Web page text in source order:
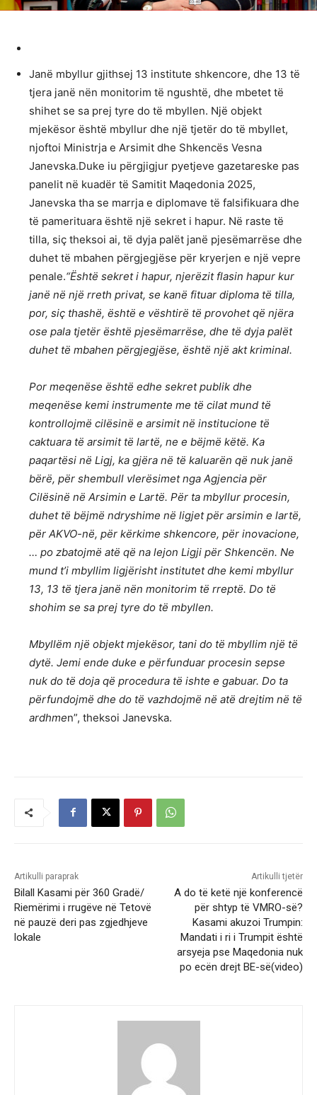
Janë mbyllur gjithsej 13 institute shkencore, dhe 13 të
tjera janë nën monitorim të ngushtë, dhe mbetet të
shihet se sa prej tyre do të mbyllen. Një objekt
mjekësor është mbyllur dhe një tjetër do të mbyllet,
njoftoi Ministrja e Arsimit dhe Shkencës Vesna
Janevska.Duke iu përgjigjur pyetjeve gazetareske pas
panelit në kuadër të Samitit Maqedonia 2025,
Janevska tha se marrja e diplomave të falsifikuara dhe
të pamerituara është një sekret i hapur. Në raste të
tilla, siç theksoi ai, të dyja palët janë pjesëmarrëse dhe
duhet të mbahen përgjegjëse për kryerjen e një vepre
penale.“Është sekret i hapur, njerëzit flasin hapur kur
janë në një rreth privat, se kanë fituar diploma të tilla,
por, siç thashë, është e vështirë të provohet që njëra
ose pala tjetër është pjesëmarrëse, dhe të dyja palët
duhet të mbahen përgjegjëse, është një akt kriminal.
Por meqenëse është edhe sekret publik dhe
meqenëse kemi instrumente me të cilat mund të
kontrollojmë cilësinë e arsimit në institucione të
caktuara të arsimit të lartë, ne e bëjmë këtë. Ka
paqartësi në Ligj, ka gjëra në të kaluarën që nuk janë
bërë, për shembull vlerësimet nga Agjencia për
Cilësinë në Arsimin e Lartë. Për ta mbyllur procesin,
duhet të bëjmë ndryshime në ligjet për arsimin e lartë,
për AKVO-në, për kërkime shkencore, për inovacione,
… po zbatojmë atë që na lejon Ligji për Shkencën. Ne
mund t’i mbyllim ligjërisht institutet dhe kemi mbyllur
13, 13 të tjera janë nën monitorim të rreptë. Do të
shohim se sa prej tyre do të mbyllen.
Mbyllëm një objekt mjekësor, tani do të mbyllim një të
dytë. Jemi ende duke e përfunduar procesin sepse
nuk do të doja që procedura të ishte e gabuar. Do ta
përfundojmë dhe do të vazhdojmë në atë drejtim në të
ardhmen”, theksoi Janevska.
Artikulli paraprak
Bilall Kasami për 360 Gradë/
Riemërimi i rrugëve në Tetovë
në pauzë deri pas zgjedhjeve
lokale
Artikulli tjetër
A do të ketë një konferencë
për shtyp të VMRO-së?
Kasami akuzoi Trumpin:
Mandati i ri i Trumpit është
arsyeja pse Maqedonia nuk
po ecën drejt BE-së(video)